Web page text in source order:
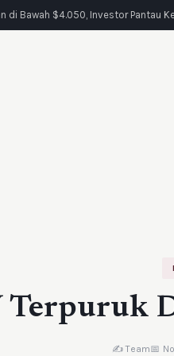
Bawah $4.050, Investor Pantau
Terpuruk
✍️ Team📅